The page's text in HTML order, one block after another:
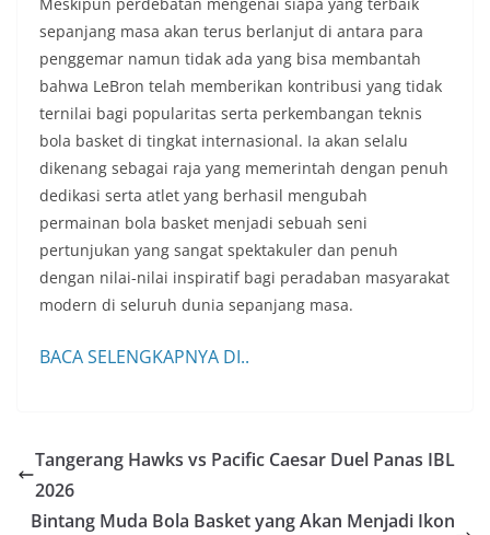
Meskipun perdebatan mengenai siapa yang terbaik
sepanjang masa akan terus berlanjut di antara para
penggemar namun tidak ada yang bisa membantah
bahwa LeBron telah memberikan kontribusi yang tidak
ternilai bagi popularitas serta perkembangan teknis
bola basket di tingkat internasional. Ia akan selalu
dikenang sebagai raja yang memerintah dengan penuh
dedikasi serta atlet yang berhasil mengubah
permainan bola basket menjadi sebuah seni
pertunjukan yang sangat spektakuler dan penuh
dengan nilai-nilai inspiratif bagi peradaban masyarakat
modern di seluruh dunia sepanjang masa.
BACA SELENGKAPNYA DI..
Tangerang Hawks vs Pacific Caesar Duel Panas IBL
2026
Bintang Muda Bola Basket yang Akan Menjadi Ikon